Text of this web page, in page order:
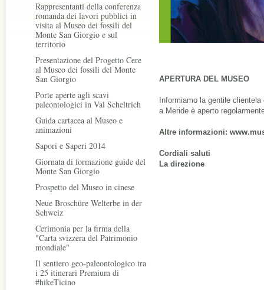
Rappresentanti della conferenza
romanda dei lavori pubblici in
visita al Museo dei fossili del
Monte San Giorgio e sul
territorio
Presentazione del Progetto Cere
al Museo dei fossili del Monte
San Giorgio
Porte aperte agli scavi
paleontologici in Val Scheltrich
Guida cartacea al Museo e
animazioni
Sapori e Saperi 2014
Giornata di formazione guide del
Monte San Giorgio
Prospetto del Museo in cinese
Neue Broschüre Welterbe in der
Schweiz
Cerimonia per la firma della
"Carta svizzera del Patrimonio
mondiale"
Il sentiero geo-paleontologico tra
i 25 itinerari Premium di
#hikeTicino
APERTURA DEL MUSEO
Informiamo la gentile
a Meride è aperto
Altre informazioni:
Cordiali saluti
La direzione